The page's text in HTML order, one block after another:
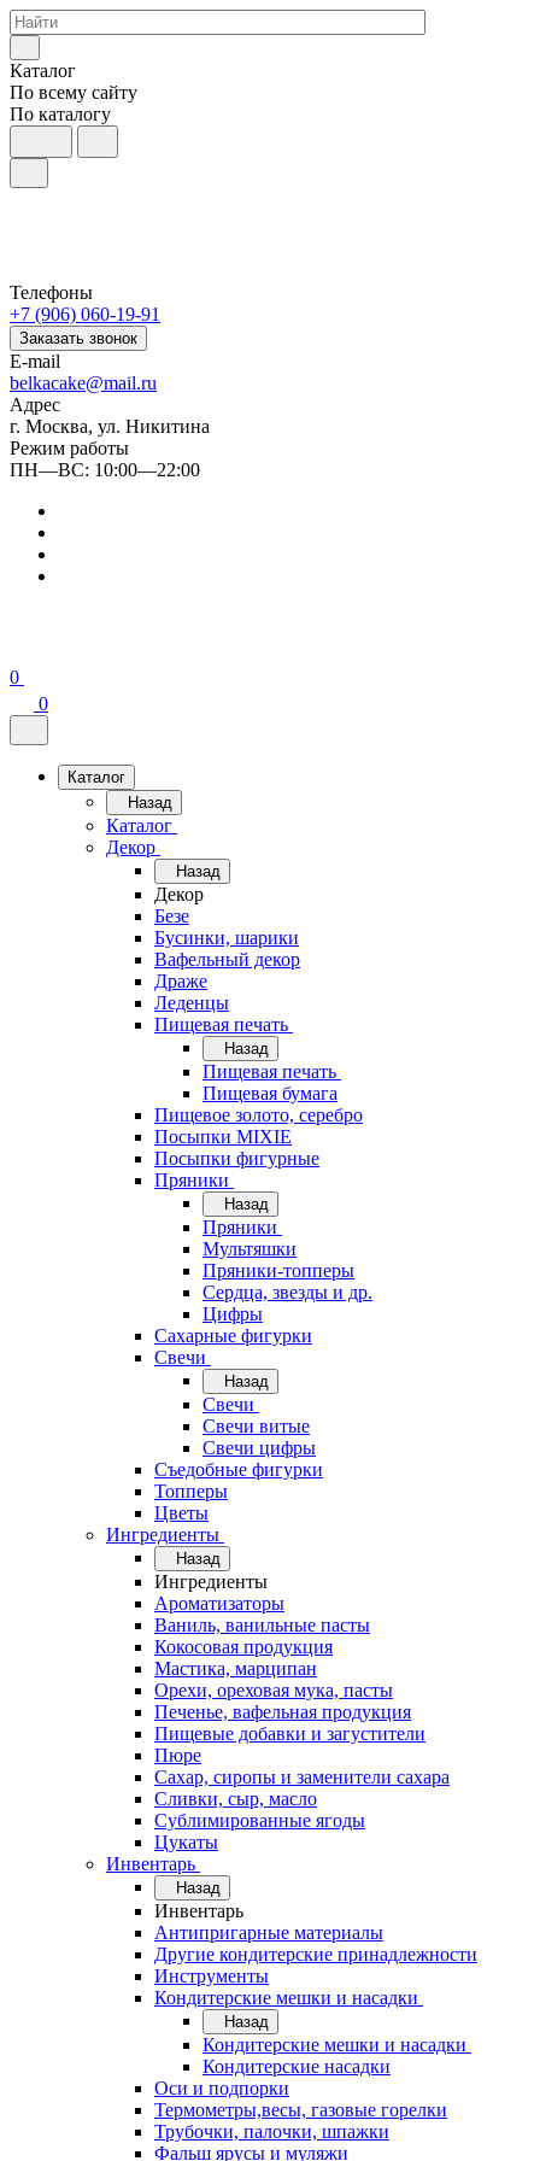
Каталог
По всему сайту
По каталогу
Телефоны
+7 (906) 060-19-91
Заказать звонок
E-mail
belkacake@mail.ru
Адрес
г. Москва, ул. Никитина
Режим работы
ПН—ВС: 10:00—22:00
0
0
Каталог
Назад
Каталог
Декор
Назад
Декор
Безе
Бусинки, шарики
Вафельный декор
Драже
Леденцы
Пищевая печать
Назад
Пищевая печать
Пищевая бумага
Пищевое золото, серебро
Посыпки MIXIE
Посыпки фигурные
Пряники
Назад
Пряники
Мультяшки
Пряники-топперы
Сердца, звезды и др.
Цифры
Сахарные фигурки
Свечи
Назад
Свечи
Свечи витые
Свечи цифры
Съедобные фигурки
Топперы
Цветы
Ингредиенты
Назад
Ингредиенты
Ароматизаторы
Ваниль, ванильные пасты
Кокосовая продукция
Мастика, марципан
Орехи, ореховая мука, пасты
Печенье, вафельная продукция
Пищевые добавки и загустители
Пюре
Сахар, сиропы и заменители сахара
Сливки, сыр, масло
Сублимированные ягоды
Цукаты
Инвентарь
Назад
Инвентарь
Антипригарные материалы
Другие кондитерские принадлежности
Инструменты
Кондитерские мешки и насадки
Назад
Кондитерские мешки и насадки
Кондитерские насадки
Оси и подпорки
Термометры,весы, газовые горелки
Трубочки, палочки, шпажки
Фальш ярусы и муляжи